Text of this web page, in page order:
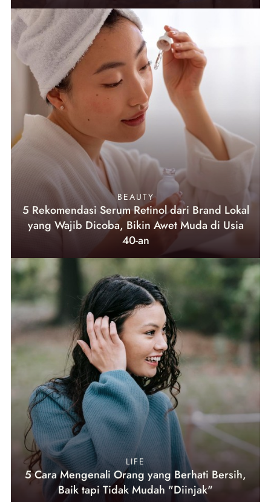
BEAUTY
5 Rekomendasi Serum Retinol dari Brand Lokal
yang Wajib Dicoba, Bikin Awet Muda di Usia
40-an
LIFE
5 Cara Mengenali Orang yang Berhati Bersih,
Baik tapi Tidak Mudah "Diinjak"